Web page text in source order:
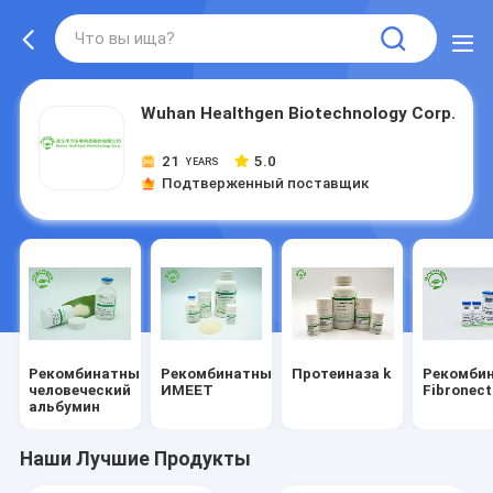
Wuhan Healthgen Biotechnology Corp.
21 YEARS
5.0
Подтверженный поставщик
Рекомбинатный
человеческий
альбумин
Рекомбинатный
ИМЕЕТ
Протеиназа k
Наши Лучшие Продукты